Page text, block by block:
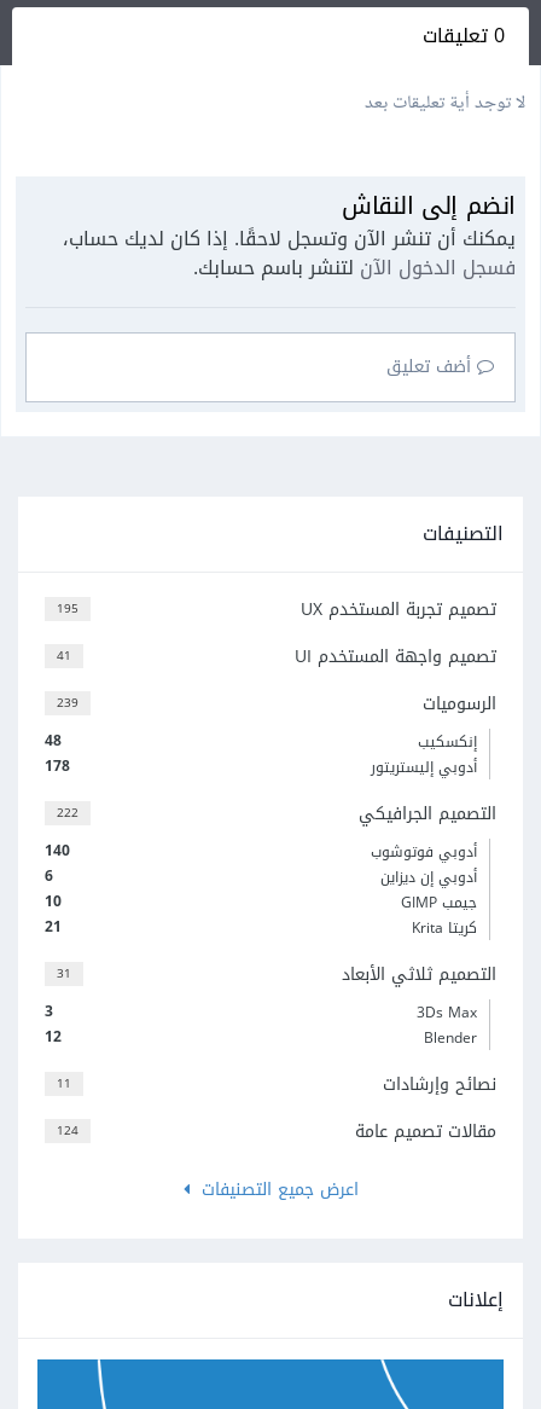
0 تعليقات
لا توجد أية تعليقات بعد
انضم إلى النقاش
يمكنك أن تنشر الآن وتسجل لاحقًا. إذا كان لديك حساب،
فسجل الدخول الآن لتنشر باسم حسابك.
أضف تعليق
التصنيفات
195 تصميم تجربة المستخدم UX
41 تصميم واجهة المستخدم UI
239 الرسوميات
48
إنكسكيب
178
أدوبي إليستريتور
222 التصميم الجرافيكي
140
أدوبي فوتوشوب
6
أدوبي إن ديزاين
10
جيمب GIMP
21
كريتا Krita
31 التصميم ثلاثي الأبعاد
3
3Ds Max
12
Blender
11 نصائح وإرشادات
124
مقالات تصميم عامة
اعرض جميع التصنيفات
إعلانات